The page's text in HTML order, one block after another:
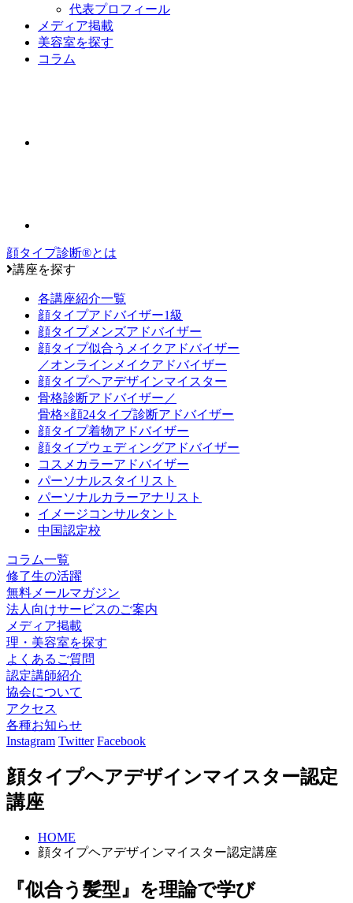
代表プロフィール
メディア掲載
美容室を探す
コラム
顔タイプ診断®とは
講座を探す
各講座紹介一覧
顔タイプアドバイザー1級
顔タイプメンズアドバイザー
顔タイプ似合うメイクアドバイザー
／オンラインメイクアドバイザー
顔タイプヘアデザインマイスター
骨格診断アドバイザー／
骨格×顔24タイプ診断アドバイザー
顔タイプ着物アドバイザー
顔タイプウェディングアドバイザー
コスメカラーアドバイザー
パーソナルスタイリスト
パーソナルカラーアナリスト
イメージコンサルタント
中国認定校
コラム一覧
修了生の活躍
無料メールマガジン
法人向けサービスのご案内
メディア掲載
理・美容室を探す
よくあるご質問
認定講師紹介
協会について
アクセス
各種お知らせ
Instagram Twitter Facebook
顔タイプヘアデザインマイスター認定
講座
HOME
顔タイプヘアデザインマイスター認定講座
『似合う髪型』を理論で学び